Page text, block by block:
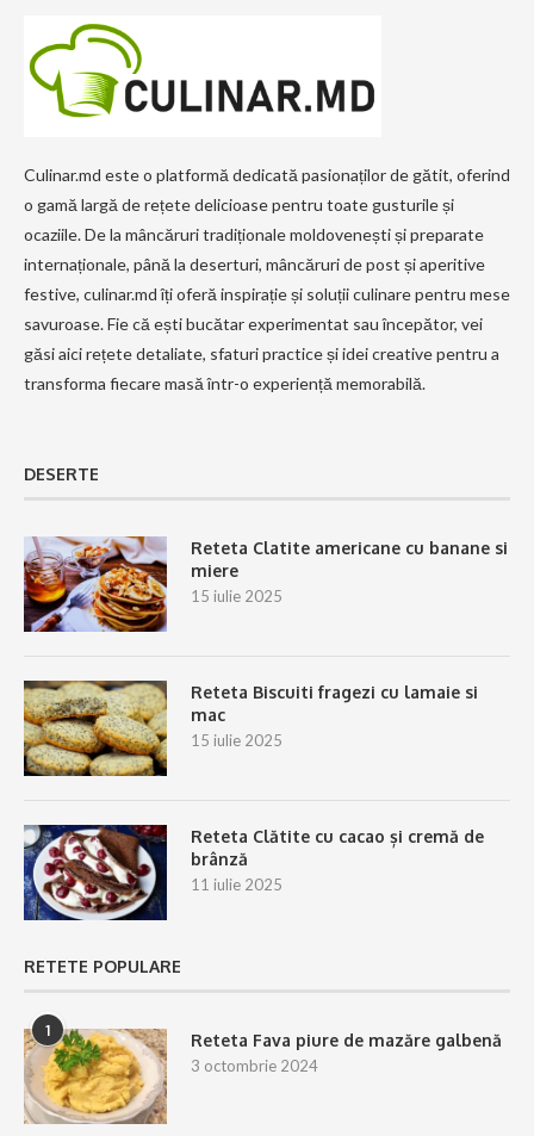
Culinar.md este o platformă dedicată pasionaților de gătit, oferind
o gamă largă de rețete delicioase pentru toate gusturile și
ocaziile. De la mâncăruri tradiționale moldovenești și preparate
internaționale, până la deserturi, mâncăruri de post și aperitive
festive, culinar.md îți oferă inspirație și soluții culinare pentru mese
savuroase. Fie că ești bucătar experimentat sau începător, vei
găsi aici rețete detaliate, sfaturi practice și idei creative pentru a
transforma fiecare masă într-o experiență memorabilă.
DESERTE
Reteta Clatite americane cu banane si
miere
15 iulie 2025
Reteta Biscuiti fragezi cu lamaie si
mac
15 iulie 2025
Reteta Clătite cu cacao și cremă de
brânză
11 iulie 2025
RETETE POPULARE
1
Reteta Fava piure de mazăre galbenă
3 octombrie 2024